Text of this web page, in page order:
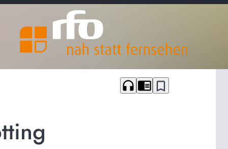
headphones chrome_reader_mode bookmark_border